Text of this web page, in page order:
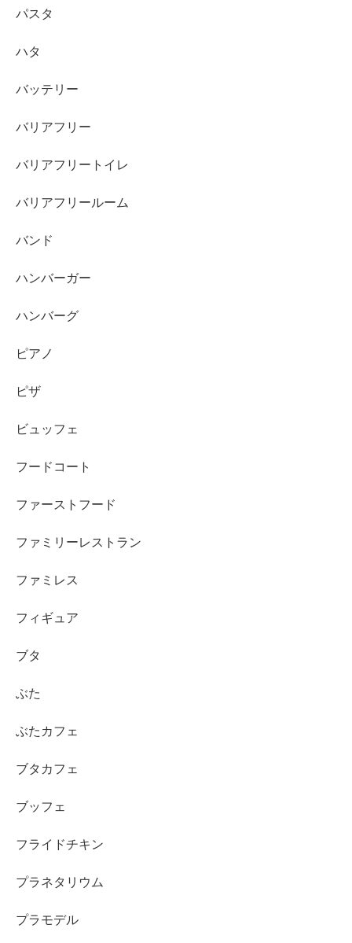
パスタ
ハタ
バッテリー
バリアフリー
バリアフリートイレ
バリアフリールーム
バンド
ハンバーガー
ハンバーグ
ピアノ
ピザ
ビュッフェ
フードコート
ファーストフード
ファミリーレストラン
ファミレス
フィギュア
ブタ
ぶた
ぶたカフェ
ブタカフェ
ブッフェ
フライドチキン
プラネタリウム
プラモデル